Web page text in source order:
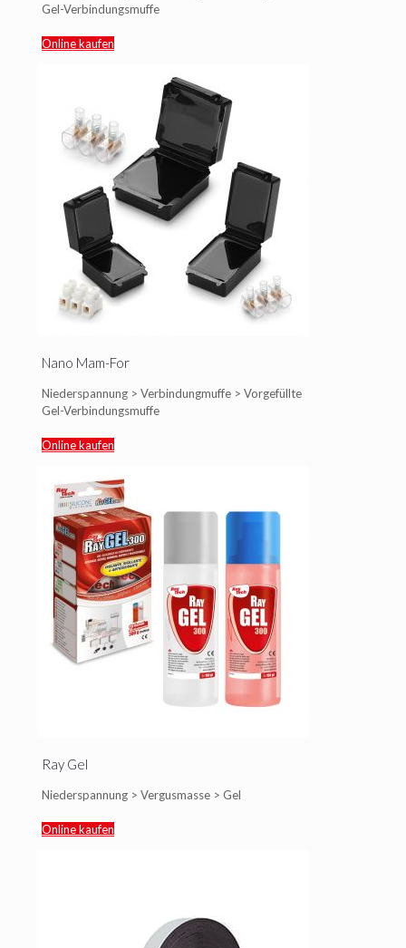
Gel-Verbindungsmuffe
Online kaufen
Nano Mam-For
Niederspannung > Verbindungmuffe > Vorgefüllte
Gel-Verbindungsmuffe
Online kaufen
Ray Gel
Niederspannung > Vergusmasse > Gel
Online kaufen